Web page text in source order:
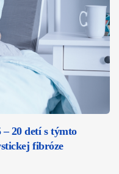
– 20 detí s týmto
fibróze